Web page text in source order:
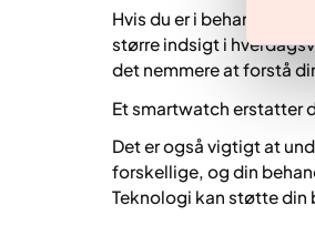
Hvis du er i behandling
større indsigt i
det nemmere at forstå
Et smartwatch erstatter
Det er også vigtigt at
forskellige, og din
Teknologi kan støtte din